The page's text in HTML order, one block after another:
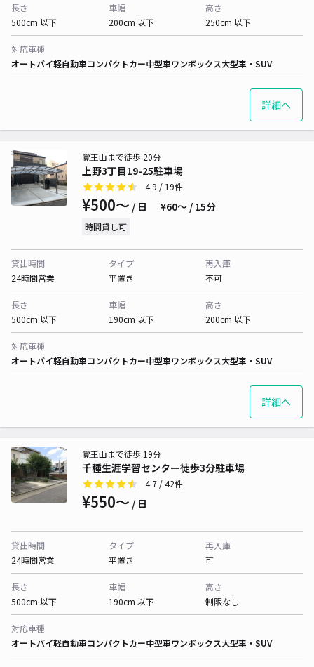
長さ
500cm 以下
車幅
200cm 以下
高さ
250cm 以下
対応車種
オートバイ軽自動車コンパクトカー中型車ワンボックス大型車・SUV
詳細へ
上野3丁目19-25駐車場
覚王山まで徒歩 20分
4.9 / 19件
¥500〜 / 日 ¥60〜 / 15分
時間貸し可
貸出時間
24時間営業
タイプ
平置き
再入庫
不可
長さ
500cm 以下
車幅
190cm 以下
高さ
200cm 以下
対応車種
オートバイ軽自動車コンパクトカー中型車ワンボックス大型車・SUV
詳細へ
千種生涯学習センター徒歩3分駐車場
覚王山まで徒歩 19分
4.7 / 42件
¥550〜 / 日
貸出時間
24時間営業
タイプ
平置き
再入庫
可
長さ
500cm 以下
車幅
190cm 以下
高さ
制限なし
対応車種
オートバイ軽自動車コンパクトカー中型車ワンボックス大型車・SUV